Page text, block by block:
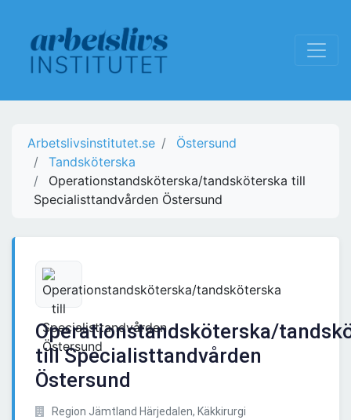
Arbetslivsinstitutet.se
Östersund
Tandsköterska
Operationstandsköterska/tandsköterska till
Specialisttandvården Östersund
Operationstandsköterska/
till Specialisttandvården
Östersund
Region Jämtland Härjedalen, Käkkirurgi